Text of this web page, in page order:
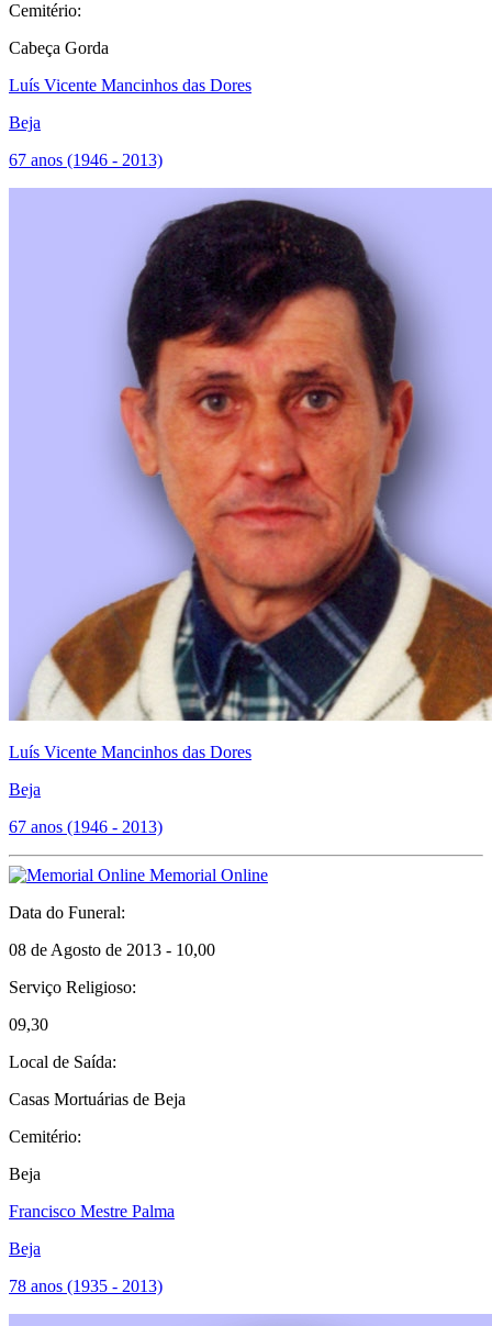
Cemitério:
Cabeça Gorda
Luís Vicente Mancinhos das Dores
Beja
67 anos (1946 - 2013)
Luís Vicente Mancinhos das Dores
Beja
67 anos (1946 - 2013)
Memorial Online
Data do Funeral:
08 de Agosto de 2013 - 10,00
Serviço Religioso:
09,30
Local de Saída:
Casas Mortuárias de Beja
Cemitério:
Beja
Francisco Mestre Palma
Beja
78 anos (1935 - 2013)